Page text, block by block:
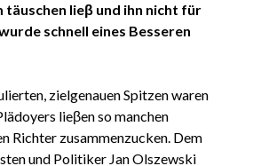
täuschen lieβ und ihn nicht für
schnell eines Besseren
zielgenauen Spitzen waren
lieβen so manchen
Richter zusammenzucken. Dem
und Politiker Jan Olszewski